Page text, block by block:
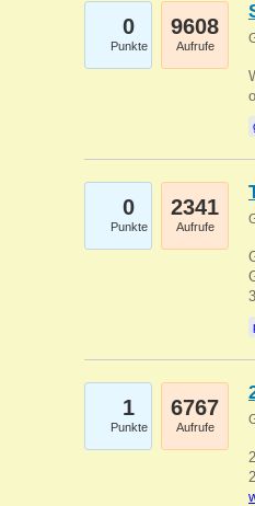
0
Punkte
9608
Aufrufe
0
Punkte
2341
Aufrufe
1
Punkte
6767
Aufrufe